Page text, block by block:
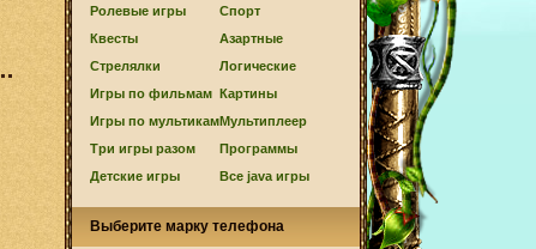
Ролевые игры
Квесты
Стрелялки
Игры по фильмам
Игры по мультикам
Три игры разом
Детские игры
Спорт
Азартные
Логические
Картины
Мультиплеер
Программы
Все java игры
Выберите марку телефона